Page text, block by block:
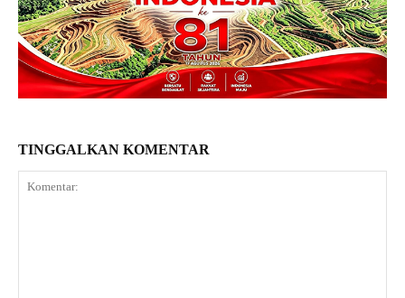
TINGGALKAN KOMENTAR